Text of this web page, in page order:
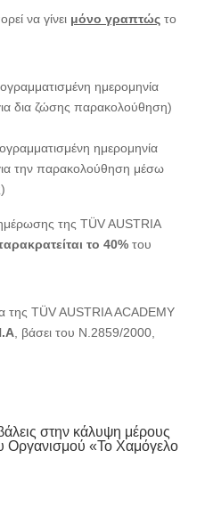
να γίνει μόνο γραπτώς το
ημερομηνία
δια ζώσης παρακολούθηση)
ημερομηνία
την παρακολούθηση μέσω
της TÜV AUSTRIA
το 40% του
της TÜV AUSTRIA ACADEMY
, βάσει του Ν.2859/2000,
στην κάλυψη μέρους
Οργανισμού «Το Χαμόγελο